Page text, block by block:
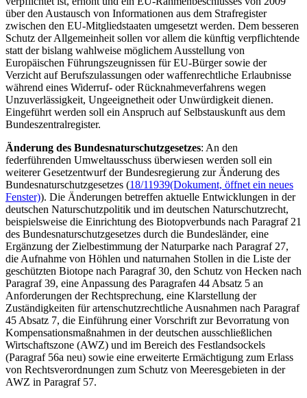
über den Austausch von Informationen aus dem Strafregister
zwischen den EU-Mitgliedstaaten umgesetzt werden. Dem besseren
Schutz der Allgemeinheit sollen vor allem die künftig verpflichtende
statt der bislang wahlweise möglichem Ausstellung von
Europäischen Führungszeugnissen für EU-Bürger sowie der
Verzicht auf Berufszulassungen oder waffenrechtliche Erlaubnisse
während eines Widerruf- oder Rücknahmeverfahrens wegen
Unzuverlässigkeit, Ungeeignetheit oder Unwürdigkeit dienen.
Eingeführt werden soll ein Anspruch auf Selbstauskunft aus dem
Bundeszentralregister.
Änderung des Bundesnaturschutzgesetzes: An den
federführenden Umweltausschuss überwiesen werden soll ein
weiterer Gesetzentwurf der Bundesregierung zur Änderung des
Bundesnaturschutzgesetzes (18/11939(Dokument, öffnet ein neues
Fenster)). Die Änderungen betreffen aktuelle Entwicklungen in der
deutschen Naturschutzpolitik und im deutschen Naturschutzrecht,
beispielsweise die Einrichtung des Biotopverbunds nach Paragraf 21
des Bundesnaturschutzgesetzes durch die Bundesländer, eine
Ergänzung der Zielbestimmung der Naturparke nach Paragraf 27,
die Aufnahme von Höhlen und naturnahen Stollen in die Liste der
geschützten Biotope nach Paragraf 30, den Schutz von Hecken nach
Paragraf 39, eine Anpassung des Paragrafen 44 Absatz 5 an
Anforderungen der Rechtsprechung, eine Klarstellung der
Zuständigkeiten für artenschutzrechtliche Ausnahmen nach Paragraf
45 Absatz 7, die Einführung einer Vorschrift zur Bevorratung von
Kompensationsmaßnahmen in der deutschen ausschließlichen
Wirtschaftszone (AWZ) und im Bereich des Festlandsockels
(Paragraf 56a neu) sowie eine erweiterte Ermächtigung zum Erlass
von Rechtsverordnungen zum Schutz von Meeresgebieten in der
AWZ in Paragraf 57.